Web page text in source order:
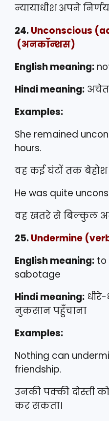
न्यायाधीश अपने
24.Unconscious
(अनकॉन्शस)
English meaning:
Hindi meaning:
Examples:
She remained
hours.
वह कई घंटों तक बेहोश
He was quite
वह खतरे से बिल्कुल
25.Undermine
English meaning: to
sabotage
Hindi meaning:
नुकसान पहुँचाना
Examples:
Nothing can
friendship.
उनकी पक्की दोस्ती
कर सकता।